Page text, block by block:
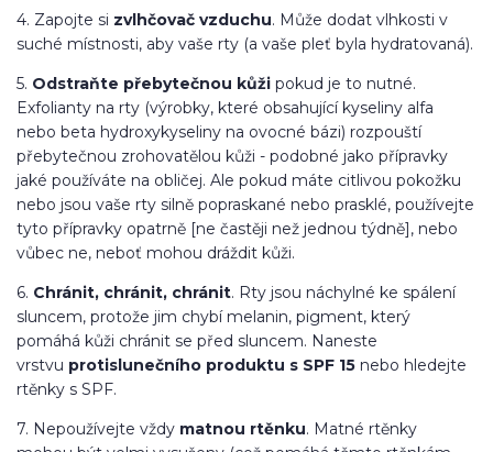
4. Zapojte si zvlhčovač vzduchu. Může dodat vlhkosti v
suché místnosti, aby vaše rty (a vaše pleť byla hydratovaná).
5. Odstraňte přebytečnou kůži pokud je to nutné.
Exfolianty na rty (výrobky, které obsahující kyseliny alfa
nebo beta hydroxykyseliny na ovocné bázi) rozpouští
přebytečnou zrohovatělou kůži - podobné jako přípravky
jaké používáte na obličej. Ale pokud máte citlivou pokožku
nebo jsou vaše rty silně popraskané nebo prasklé, používejte
tyto přípravky opatrně [ne častěji než jednou týdně], nebo
vůbec ne, neboť mohou dráždit kůži.
6. Chránit, chránit, chránit. Rty jsou náchylné ke spálení
sluncem, protože jim chybí melanin, pigment, který
pomáhá kůži chránit se před sluncem. Naneste
vrstvu protislunečního produktu s SPF 15 nebo hledejte
rtěnky s SPF.
7. Nepoužívejte vždy matnou rtěnku. Matné rtěnky